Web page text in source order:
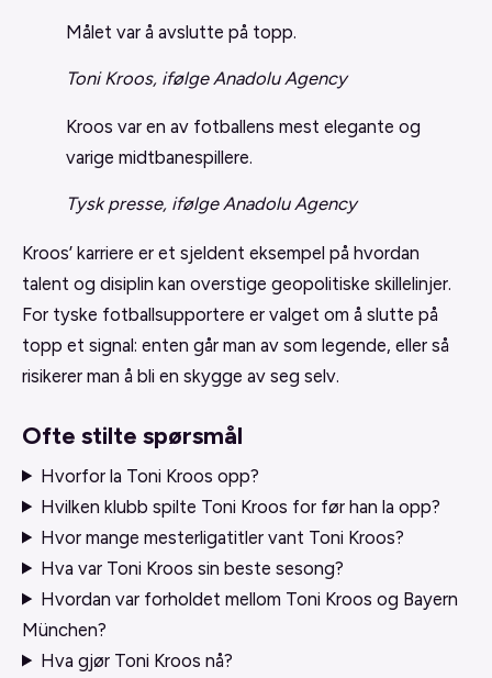
Målet var å avslutte på topp.
Toni Kroos, ifølge Anadolu Agency
Kroos var en av fotballens mest elegante og
varige midtbanespillere.
Tysk presse, ifølge Anadolu Agency
Kroos’ karriere er et sjeldent eksempel på hvordan
talent og disiplin kan overstige geopolitiske skillelinjer.
For tyske fotballsupportere er valget om å slutte på
topp et signal: enten går man av som legende, eller så
risikerer man å bli en skygge av seg selv.
Ofte stilte spørsmål
Hvorfor la Toni Kroos opp?
Hvilken klubb spilte Toni Kroos for før han la opp?
Hvor mange mesterligatitler vant Toni Kroos?
Hva var Toni Kroos sin beste sesong?
Hvordan var forholdet mellom Toni Kroos og Bayern
München?
Hva gjør Toni Kroos nå?